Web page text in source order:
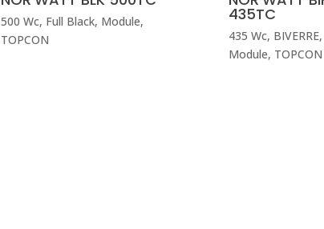
500 Wc, Full Black, Module,
TOPCON
435TC
435 Wc, BIVERRE,
Module, TOPCON